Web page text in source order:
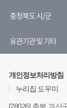
충청북도 시/군
유관기관 및 기타
개인정보처리방침
누리집 도우미
[28026] 충북 괴산